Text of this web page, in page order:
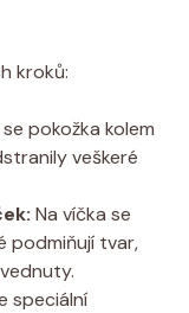
kroků:
⁣pokožka kolem
veškeré
⁢Na víčka ​se
podmiňují tvar,
speciální